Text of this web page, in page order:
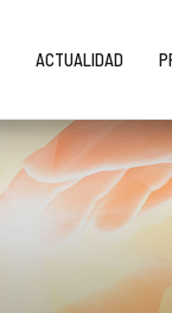
ACTUALIDAD